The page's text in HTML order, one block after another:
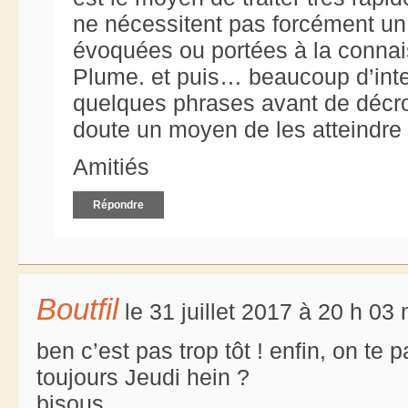
ne nécessitent pas forcément
évoquées ou portées à la
Plume. et puis… beaucoup
quelques phrases avant de
doute un moyen de les
Amitiés
Répondre
Boutfille 31 juillet 2017 à 20 h 03
ben c’est pas trop tôt ! enfin, on te
toujours Jeudi hein ?